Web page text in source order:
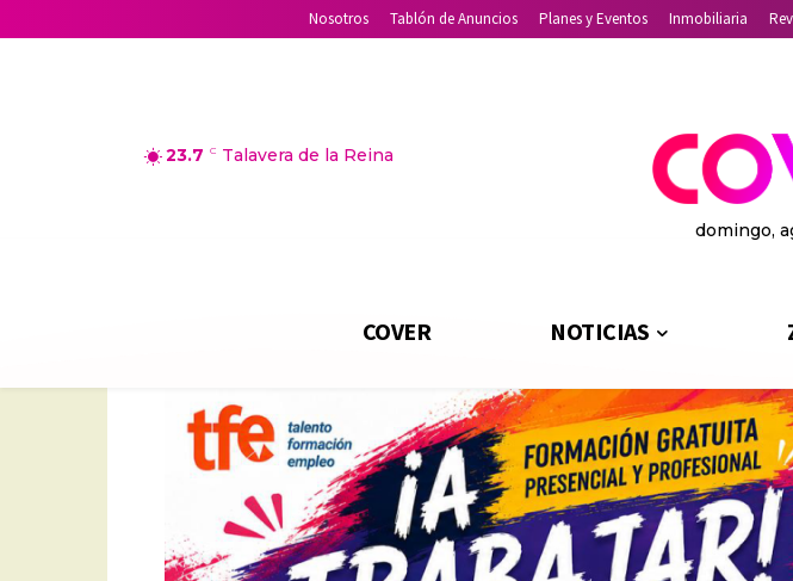
Nosotros Tablón de Anuncios Planes y Eventos Inmobiliaria
23.7 C Talavera de la Reina
domingo,
COVER NOTICIAS